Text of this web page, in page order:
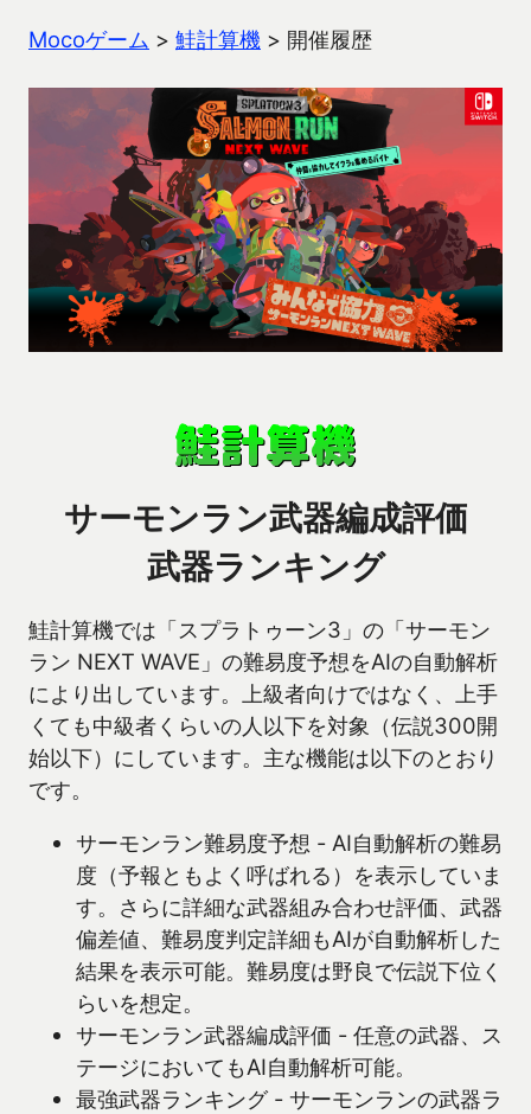
Mocoゲーム > 鮭計算機 > 開催履歴
サーモンラン武器編成評価
武器ランキング
鮭計算機では「スプラトゥーン3」の「サーモン
ラン NEXT WAVE」の難易度予想をAIの自動解析
により出しています。上級者向けではなく、上手
くても中級者くらいの人以下を対象（伝説300開
始以下）にしています。主な機能は以下のとおり
です。
サーモンラン難易度予想 - AI自動解析の難易
度（予報ともよく呼ばれる）を表示していま
す。さらに詳細な武器組み合わせ評価、武器
偏差値、難易度判定詳細もAIが自動解析した
結果を表示可能。難易度は野良で伝説下位く
らいを想定。
サーモンラン武器編成評価 - 任意の武器、ス
テージにおいてもAI自動解析可能。
最強武器ランキング - サーモンランの武器ラ